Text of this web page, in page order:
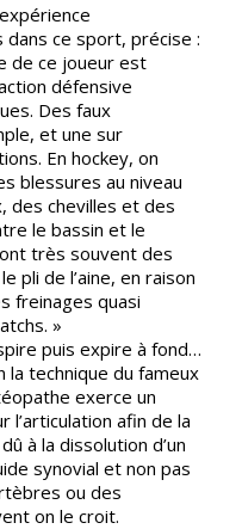
ce sport, précise :
de ce joueur est
défensive
Des faux
et une sur
En hockey, on
blessures au niveau
des chevilles et des
le bassin et le
très souvent des
pli de l’aine, en raison
freinages quasi
»
puis expire à fond…
la technique du fameux
exerce un
l’articulation afin de la
à la dissolution d’un
synovial et non pas
ou des
on le croit.